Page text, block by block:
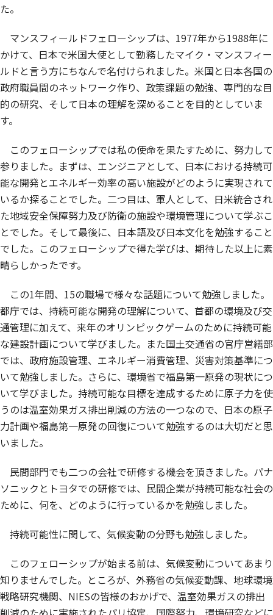
た。
マンスフィールドフェローシップは、1977年から1988年に
かけて、日本で米国大使として勤務したマイク・マンスフィー
ルドと言う方にちなんで名付けられました。米国と日本各国の
政府職員間のネットワーク作り、政策課題の勉強、専門的な目
的の研究、そして日本の理解を深めることを目的としていま
す。
このフェローシップでは私の使命を果たすために、努力して
参りました。まずは、エンジニアとして、日本における持続可
能な開発とエネルギー効率の高い施設がどのように実現されて
いるか探ることでした。二つ目は、軍人として、日米統合され
た地域安全保障努力及び防衛の施設や環境管理について学ぶこ
とでした。そして最後に、日本語及び日本文化を勉強すること
でした。このフェローシップで得た学びは、期待した以上に素
晴らしかったです。
この1年間、15の職場で様々な話題について勉強しました。
都庁では、持続可能な開発の理解について、首都の環境及び交
通管理に加えて、来年のオリンピックゲームのために持続可能
な建設計画について学びました。また国土交通省の官庁営繕部
では、政府施設管理、エネルギー消費管理、災害対策基準につ
いて勉強しました。さらに、環境省で福島第一原発の現状につ
いて学びました。持続可能な目標を達成するために原子力を使
うのは温室効果ガス排出削減の方法の一つなので、日本の原子
力計画や福島第一原発の回復について勉強するのは大切だと思
いました。
民間部門でも二つの会社で研修する機会を頂きました。パナ
ソニックとトヨタでの研修では、民間企業が持続可能な社会の
ために、何を、どのように行っているかを勉強しました。
持続可能性に関して、気候変動の分野も勉強しました。
このフェローシップが始まる前は、気候変動についてあまり
知りませんでした。ところが、外務省の気候変動課、地球環境
戦略研究機関、NIESの皆様のおかげで、温室効果ガスの排出